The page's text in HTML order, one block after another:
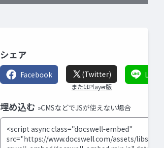
シェア
Facebook (Twitter)
またはPlayer版
LINE
埋め込む »CMSなどでJSが使えない場合